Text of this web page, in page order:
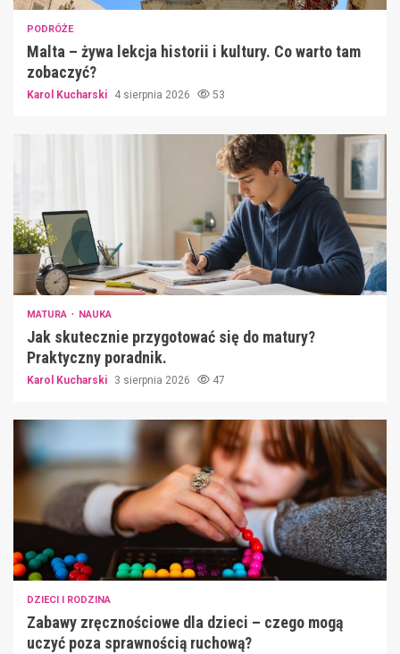
PODRÓŻE
Malta – żywa lekcja historii i kultury. Co warto tam
zobaczyć?
Karol Kucharski 4 sierpnia 2026 53
MATURA NAUKA
Jak skutecznie przygotować się do matury?
Praktyczny poradnik.
Karol Kucharski 3 sierpnia 2026 47
DZIECI I RODZINA
Zabawy zręcznościowe dla dzieci – czego mogą
uczyć poza sprawnością ruchową?